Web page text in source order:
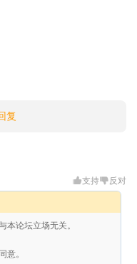
复
支持 反对
本论坛立场无关。
意。